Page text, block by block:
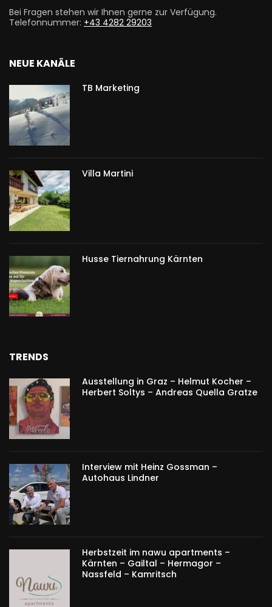
Bei Fragen stehen wir Ihnen gerne zur Verfügung.
Telefonnummer: +43 4282 29203
NEUE KANÄLE
TB Marketing
Villa Martini
Husse Tiernahrung Kärnten
TRENDS
Ausstellung in Graz – Helmut Kocher –
Herbert Soltys – Andreas Quella Gratze
Interview mit Heinz Gossman –
Autohaus Lindner
Herbstzeit im nawu apartments –
Kärnten – Gailtal – Hermagor –
Nassfeld – Kamritsch